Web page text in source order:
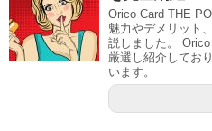
Orico Card THE
魅力やデメリット
説しました。
厳選し紹介してお
います。